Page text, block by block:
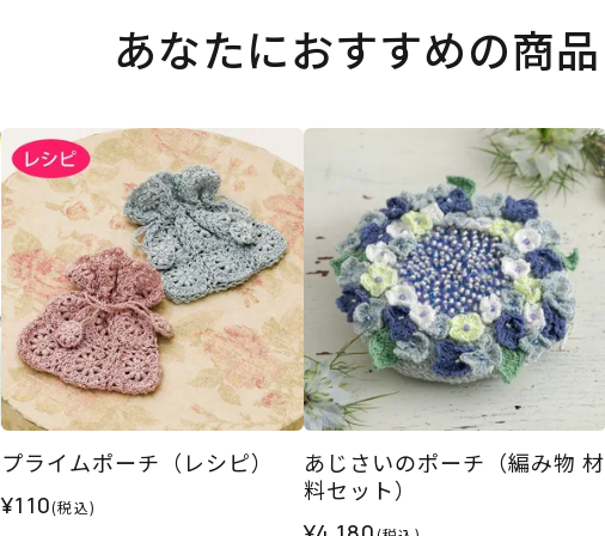
あなたにおすすめの商品
プライムポーチ（レシピ）
¥110(税込)
あじさいのポーチ（編み物 材
料セット）